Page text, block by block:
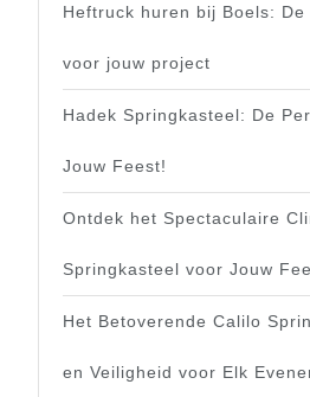
Heftruck huren bij Boels: De
voor jouw project
Hadek Springkasteel: De
Jouw Feest!
Ontdek het Spectaculaire
Springkasteel voor Jouw
Het Betoverende Calilo
en Veiligheid voor Elk